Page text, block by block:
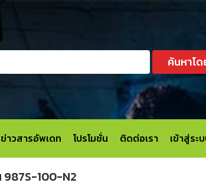
ค้นหาโ
ข่าวสารอัพเดท โปรโมชั่น ติดต่อเรา เข้าสู่ร
987S-100-N2